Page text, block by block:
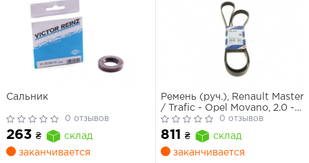
Сальник
0 отзывов
263 ₴
склад
заканчивается
Ремень (руч.), Renault Master
/ Trafic - Opel Movano, 2.0 -
2.3 CDTI/DCI, 2010>, (7 PK
1970)
0 отзывов
811 ₴
склад
заканчивается